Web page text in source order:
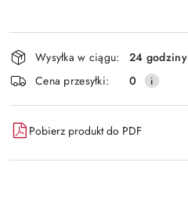
Wyślij
Dostępność
i
dostawa
Wysyłka w ciągu:
24 godziny
Cena przesyłki:
0
Pobierz produkt do PDF